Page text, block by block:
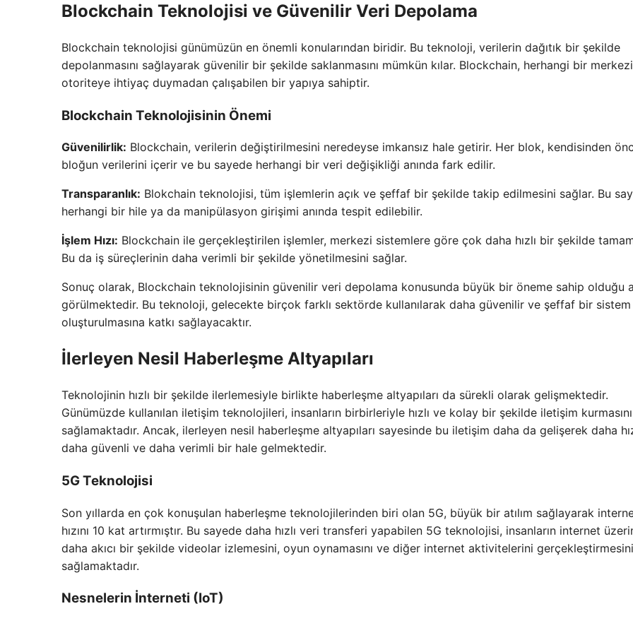
Blockchain Teknolojisi ve Güvenilir Veri Depolama
Blockchain teknolojisi günümüzün en önemli konularından biridir. Bu teknoloji, verilerin dağıtık bir şekilde
depolanmasını sağlayarak güvenilir bir şekilde saklanmasını mümkün kılar. Blockchain, herhangi bir merkezi
otoriteye ihtiyaç duymadan çalışabilen bir yapıya sahiptir.
Blockchain Teknolojisinin Önemi
Güvenilirlik: Blockchain, verilerin değiştirilmesini neredeyse imkansız hale getirir. Her blok, kendisinden
bloğun verilerini içerir ve bu sayede herhangi bir veri değişikliği anında fark edilir.
Transparanlık: Blokchain teknolojisi, tüm işlemlerin açık ve şeffaf bir şekilde takip edilmesini sağlar. Bu
herhangi bir hile ya da manipülasyon girişimi anında tespit edilebilir.
İşlem Hızı: Blockchain ile gerçekleştirilen işlemler, merkezi sistemlere göre çok daha hızlı bir şekilde
Bu da iş süreçlerinin daha verimli bir şekilde yönetilmesini sağlar.
Sonuç olarak, Blockchain teknolojisinin güvenilir veri depolama konusunda büyük bir öneme sahip olduğu
görülmektedir. Bu teknoloji, gelecekte birçok farklı sektörde kullanılarak daha güvenilir ve şeffaf bir sistem
oluşturulmasına katkı sağlayacaktır.
İlerleyen Nesil Haberleşme Altyapıları
Teknolojinin hızlı bir şekilde ilerlemesiyle birlikte haberleşme altyapıları da sürekli olarak gelişmektedir.
Günümüzde kullanılan iletişim teknolojileri, insanların birbirleriyle hızlı ve kolay bir şekilde iletişim kurmasını
sağlamaktadır. Ancak, ilerleyen nesil haberleşme altyapıları sayesinde bu iletişim daha da gelişerek daha
daha güvenli ve daha verimli bir hale gelmektedir.
5G Teknolojisi
Son yıllarda en çok konuşulan haberleşme teknolojilerinden biri olan 5G, büyük bir atılım sağlayarak
hızını 10 kat artırmıştır. Bu sayede daha hızlı veri transferi yapabilen 5G teknolojisi, insanların internet
daha akıcı bir şekilde videolar izlemesini, oyun oynamasını ve diğer internet aktivitelerini gerçekleştirmesini
sağlamaktadır.
Nesnelerin İnterneti (IoT)